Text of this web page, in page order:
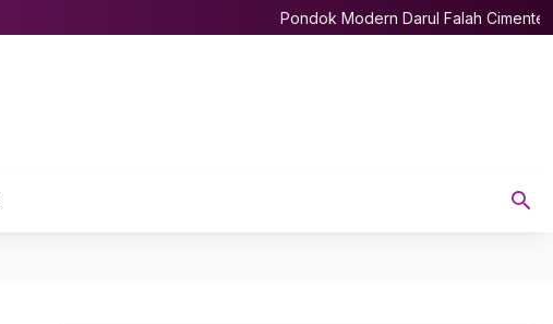
Pondok Modern Darul Falah Cimenteng,